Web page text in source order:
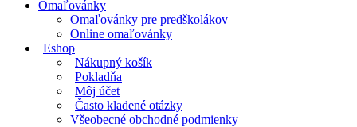
Omaľovánky
Omaľovánky pre predškolákov
Online omaľovánky
Eshop
Nákupný košík
Pokladňa
Môj účet
Často kladené otázky
Všeobecné obchodné podmienky